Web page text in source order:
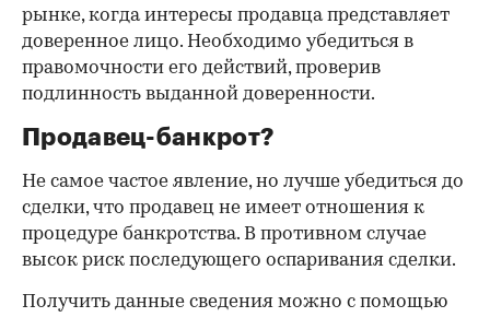
рынке, когда интересы продавца представляет
доверенное лицо. Необходимо убедиться в
правомочности его действий, проверив
подлинность выданной доверенности.
Продавец-банкрот?
Не самое частое явление, но лучше убедиться до
сделки, что продавец не имеет отношения к
процедуре банкротства. В противном случае
высок риск последующего оспаривания сделки.
Получить данные сведения можно с помощью